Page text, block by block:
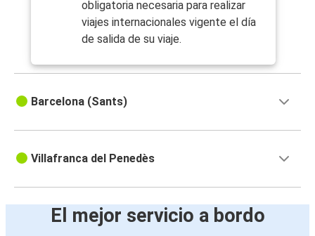
obligatoria necesaria para realizar
viajes internacionales vigente el día
de salida de su viaje.
Barcelona (Sants)
Villafranca del Penedès
El mejor servicio a bordo